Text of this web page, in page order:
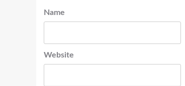
Name
Website